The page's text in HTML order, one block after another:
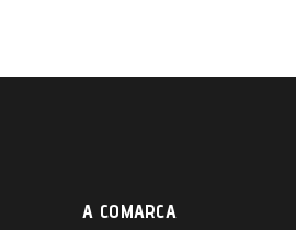
A COMARCA